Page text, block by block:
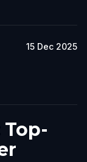
15 Dec 2025